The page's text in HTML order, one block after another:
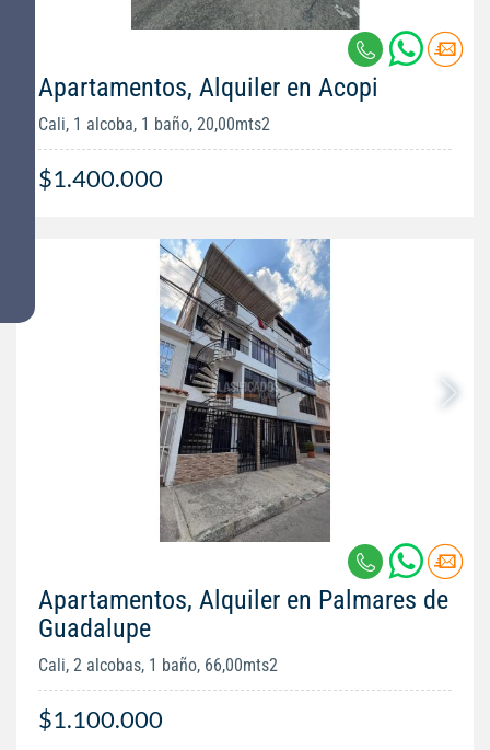
Apartamentos, Alquiler en Acopi
Cali, 1 alcoba, 1 baño, 20,00mts2
$1.400.000
Apartamentos, Alquiler en Palmares de
Guadalupe
Cali, 2 alcobas, 1 baño, 66,00mts2
$1.100.000